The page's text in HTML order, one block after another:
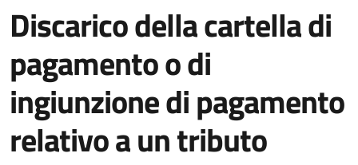
Discarico della cartella di
pagamento o di
ingiunzione di pagamento
relativo a un tributo